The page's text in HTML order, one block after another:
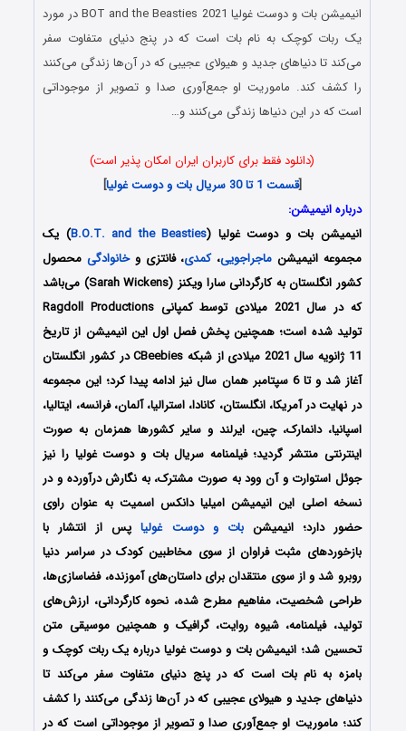
انیمیشن بات و دوست غولیا BOT and the Beasties 2021 در مورد
یک ربات کوچک به نام بات است که در پنج دنیای متفاوت سفر
می‌کند تا دنیاهای جدید و هیولای عجیبی که در آن‌ها زندگی می‌کنند
را کشف کند. ماموریت او جمع‌آوری صدا و تصویر از موجوداتی
است که در این دنیاها زندگی می‌کنند و…
(دانلود فقط برای کاربران ایران امکان پذیر است)
[قسمت 1 تا 30 سریال بات و دوست غولیا
]
درباره انیمیشن:
انیمیشن بات و دوست غولیا (B.O.T. and the Beasties) یک
مجموعه انیمیشن ماجراجویی،کمدی، فانتزی وخانوادگیمحصول
کشور انگلستان به کارگردانی سارا ویکنز (Sarah Wickens) می‌باشد
که در سال 2021 میلادی توسط کمپانی Ragdoll Productions
تولید شده است؛ همچنین پخش فصل اول این انیمیشن از تاریخ
11 ژانویه سال 2021 میلادی از شبکه CBeebies در کشور انگلستان
آغاز شد و تا 6 سپتامبر همان سال نیز ادامه پیدا کرد؛ این مجموعه
در نهایت در آمریکا، انگلستان، کانادا، استرالیا، آلمان، فرانسه، ایتالیا،
اسپانیا، دانمارک، چین، ایرلند و سایر کشورها همزمان به صورت
اینترنتی منتشر گردید؛ فیلمنامه سریال بات و دوست غولیا را نیز
جوئل استوارت و آن وود به صورت مشترک، به نگارش درآورده‌ و در
نسخه اصلی این انیمیشن امیلیا دانکس اسمیت به عنوان راوی
حضور دارد؛ انیمیشنبات و دوست غولیاپس از انتشار با
بازخوردهای مثبت فراوان از سوی مخاطبین کودک در سراسر دنیا
روبرو شد و از سوی منتقدان برای داستان‌های آموزنده، فضاسازی‌ها،
طراحی شخصیت، مفاهیم مطرح شده، نحوه کارگردانی، ارزش‌های
تولید، فیلمنامه، شیوه روایت، گرافیک و همچنین موسیقی متن
تحسین شد؛ انیمیشن بات و دوست غولیا درباره یک ربات کوچک و
بامزه به نام بات است که در پنج دنیای متفاوت سفر می‌کند تا
دنیاهای جدید و هیولای عجیبی که در آن‌ها زندگی می‌کنند را کشف
کند؛ ماموریت او جمع‌آوری صدا و تصویر از موجوداتی است که در